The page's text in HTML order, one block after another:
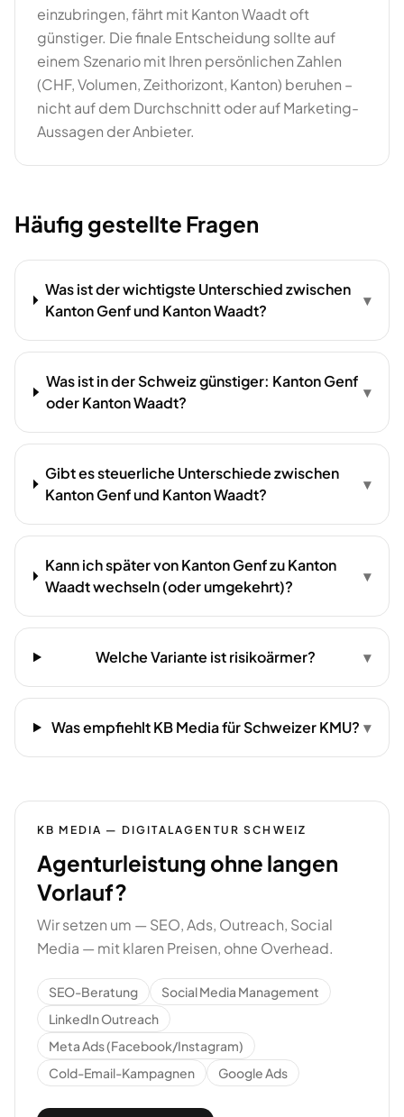
einzubringen, fährt mit Kanton Waadt oft
günstiger. Die finale Entscheidung sollte auf
einem Szenario mit Ihren persönlichen Zahlen
(CHF, Volumen, Zeithorizont, Kanton) beruhen –
nicht auf dem Durchschnitt oder auf Marketing-
Aussagen der Anbieter.
Häufig gestellte Fragen
Was ist der wichtigste Unterschied zwischen
Kanton Genf und Kanton Waadt?
▾
Was ist in der Schweiz günstiger: Kanton Genf
oder Kanton Waadt?
▾
Gibt es steuerliche Unterschiede zwischen
Kanton Genf und Kanton Waadt?
▾
Kann ich später von Kanton Genf zu Kanton
Waadt wechseln (oder umgekehrt)?
▾
Welche Variante ist risikoärmer? ▾
Was empfiehlt KB Media für Schweizer KMU? ▾
KB MEDIA — DIGITALAGENTUR SCHWEIZ
Agenturleistung ohne langen
Vorlauf?
Wir setzen um — SEO, Ads, Outreach, Social
Media — mit klaren Preisen, ohne Overhead.
SEO-Beratung
Social Media Management
LinkedIn Outreach
Meta Ads (Facebook/Instagram)
Cold-Email-Kampagnen
Google Ads